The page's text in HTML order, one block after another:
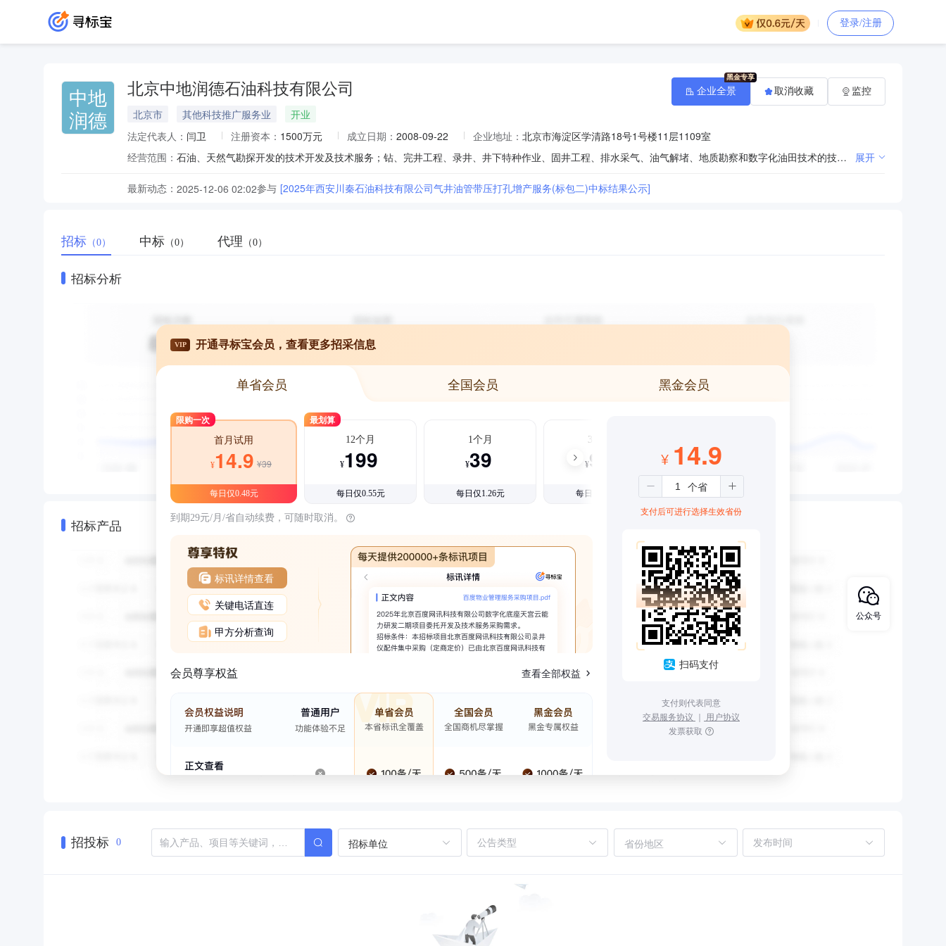
登录/注册
中地
润德
北京中地润德石油科技有限公司
北京市 其他科技推广服务业
开业
法定代表人： 闫卫 注册资本： 1500万元 成立日期： 2008-09-22 企业地址： 北京市海淀区学清路18号1号楼11层1109室
经营范围：
石油、天然气勘探开发的技术开发及技术服务；钻、完井工程、录井、井下特种作业、固井工程、排水采气、油气解堵、地质勘察和数字化油田技术的技术开发、技术转让、技术咨询、技术推广、技术服务；销售化工产品（不含危险化学品及一类易制毒化学品）；井下作业（限分支机构经营）。（企业依法自主选择经营项目，开展经营活动；依法须经批准的项目，经相关部门批准后依批准的内容开展经营活动；不得从事本市产业政策禁止和限制类项目的经营活动。） 展开
最新动态： 2025-12-06 02:02参与 [2025年西安川秦石油科技有限公司气井油管带压打孔增产服务(标包二)中标结果公示]
企业全景 取消收藏 监控
招标 （0） 中标 （0） 代理 （0）
招标分析
招标产品
VIP 开通寻标宝会员，查看更多招采信息
单省会员 全国会员 黑金会员
限购一次
首月试用
¥14.9 ¥39
每日仅0.48元
最划算
12个月
¥199
每日仅0.55元
1个月
¥39
每日仅1.26元
3个月
¥99
每日仅1.08元
到期29元/月/省自动续费，可随时取消。
标讯详情查看
关键电话直连
甲方分析查询
会员尊享权益 查看全部权益
¥ 14.9
支付后可进行选择生效省份
扫码支付
支付则代表同意
交易服务协议 ｜ 用户协议
发票获取
招投标 0 招标单位 省份地区
公众号